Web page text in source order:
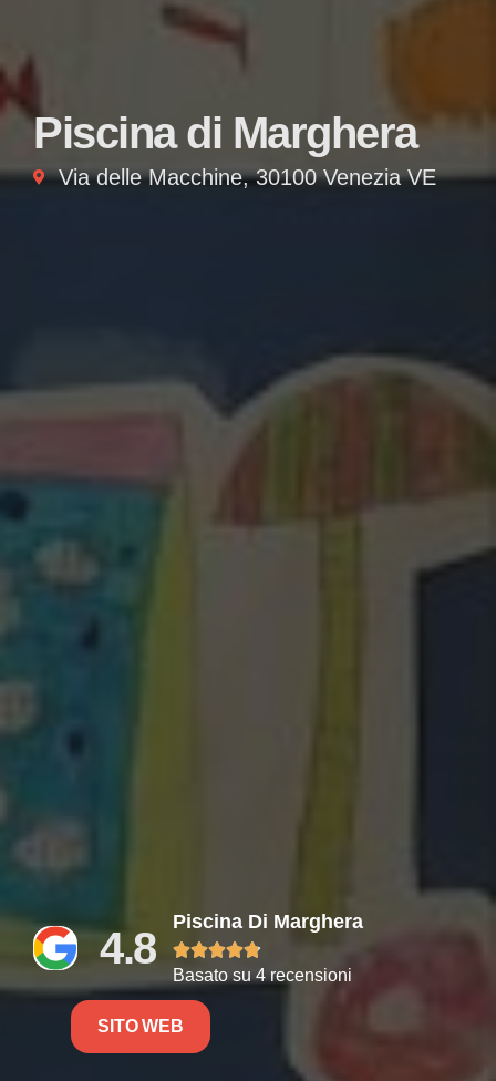
Piscina di Marghera
Via delle Macchine, 30100 Venezia VE
4.8
Piscina Di Marghera

Basato su 4 recensioni
SITO WEB